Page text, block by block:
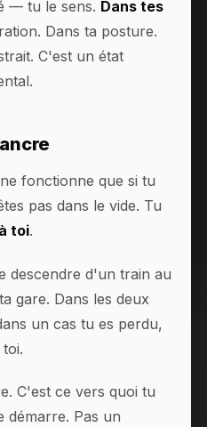
— tu le sens. Dans tes
Dans ta posture.
C'est un état
fonctionne que si tu
pas dans le vide. Tu
toi.
descendre d'un train au
gare. Dans les deux
un cas tu es perdu,
C'est ce vers quoi tu
démarre. Pas un